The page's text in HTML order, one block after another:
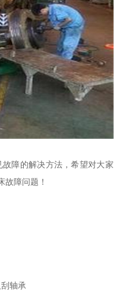
障的解决方法，希望对大家
故障问题！
轴承